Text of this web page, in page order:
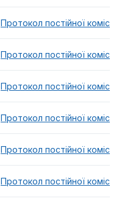
Протокол постійної комісії
Протокол постійної комісії
Протокол постійної комісії
Протокол постійної комісії
Протокол постійної комісії
Протокол постійної комісії